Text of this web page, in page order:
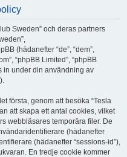
Sweden” och deras partners
(hädanefter “de”, “dem”,
“phpBB Limited”, “phpBB
in under din användning av
första, genom att besöka “Tesla
att skapa ett antal cookies, vilket
webbläsares temporära filer. De
(hädanefter
(hädanefter “sessions-id”),
En tredje cookie kommer